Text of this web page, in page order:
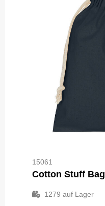
15061
Cotton Stuff Bag
1279 auf Lager